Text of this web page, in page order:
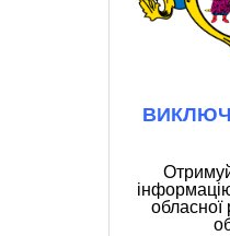
обласної